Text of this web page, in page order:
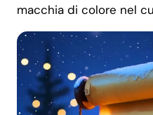
macchia di colore nel